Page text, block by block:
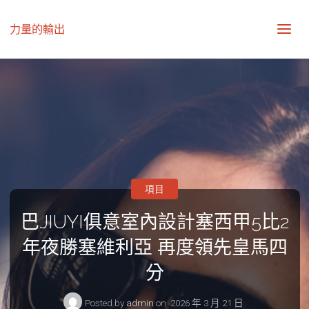
力量的輸出
巴JIUYI俱意室內設計塞西甲5比2
年夜勝塞維利亞 再度領先皇馬四
分
Posted by admin on 2026 年 3 月 21 日
項目